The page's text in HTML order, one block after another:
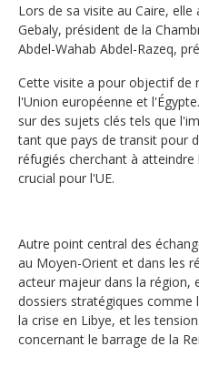
Lors de sa visite au Caire,
Gebaly, président de la
Abdel-Wahab Abdel-Razeq,
Cette visite a pour objectif de
l'Union européenne et
sur des sujets clés tels que
tant que pays de transit pour
réfugiés cherchant à
crucial pour l'UE.
Autre point central des
au Moyen-Orient et dans les
acteur majeur dans la région,
dossiers stratégiques comme
la crise en Libye, et les
concernant le barrage de la